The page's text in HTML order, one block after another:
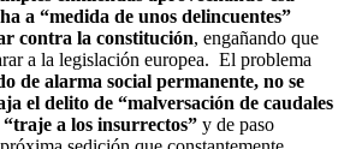
a “medida de unos delincuentes”
contra la constitución, engañando que
a la legislación europea. El problema
de alarma social permanente, no se
el delito de “malversación de caudales
a los insurrectos” y de paso